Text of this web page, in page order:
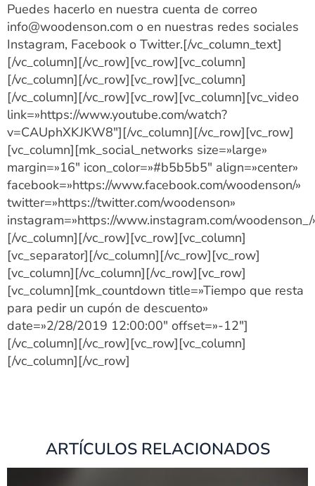
Puedes hacerlo en nuestra cuenta de correo
info@woodenson.com o en nuestras redes sociales
Instagram, Facebook o Twitter.[/vc_column_text]
[/vc_column][/vc_row][vc_row][vc_column]
[/vc_column][/vc_row][vc_row][vc_column]
[/vc_column][/vc_row][vc_row][vc_column][vc_video
link=»https://www.youtube.com/watch?
v=CAUphXKJKW8″][/vc_column][/vc_row][vc_row]
[vc_column][mk_social_networks size=»large»
margin=»16″ icon_color=»#b5b5b5″ align=»center»
facebook=»https://www.facebook.com/woodenson/»
twitter=»https://twitter.com/woodenson»
instagram=»https://www.instagram.com/woodenson_/
[/vc_column][/vc_row][vc_row][vc_column]
[vc_separator][/vc_column][/vc_row][vc_row]
[vc_column][/vc_column][/vc_row][vc_row]
[vc_column][mk_countdown title=»Tiempo que resta
para pedir un cupón de descuento»
date=»2/28/2019 12:00:00″ offset=»-12″]
[/vc_column][/vc_row][vc_row][vc_column]
[/vc_column][/vc_row]
ARTÍCULOS RELACIONADOS